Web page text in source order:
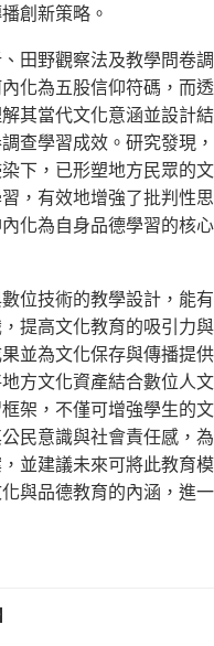
創新策略。
田野觀察法及教學問卷調
化為五股信仰符碼，而透
其當代文化意涵並設計結
查學習成效。研究發現，
下，已形塑地方民眾的文
，有效地增強了批判性思
化為自身品德學習的核心
位技術的教學設計，能有
提高文化教育的吸引力與
並為文化保存與傳播提供
方文化資產結合數位人文
架，不僅可增強學生的文
民意識與社會責任感，為
並建議未來可將此教育模
與品德教育的內涵，進一